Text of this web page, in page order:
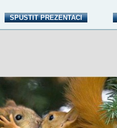
SPUSTIT PREZENTACI